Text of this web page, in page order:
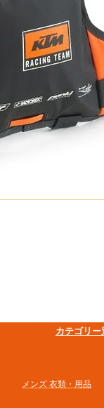
カテゴリ
メンズ 衣類・用品